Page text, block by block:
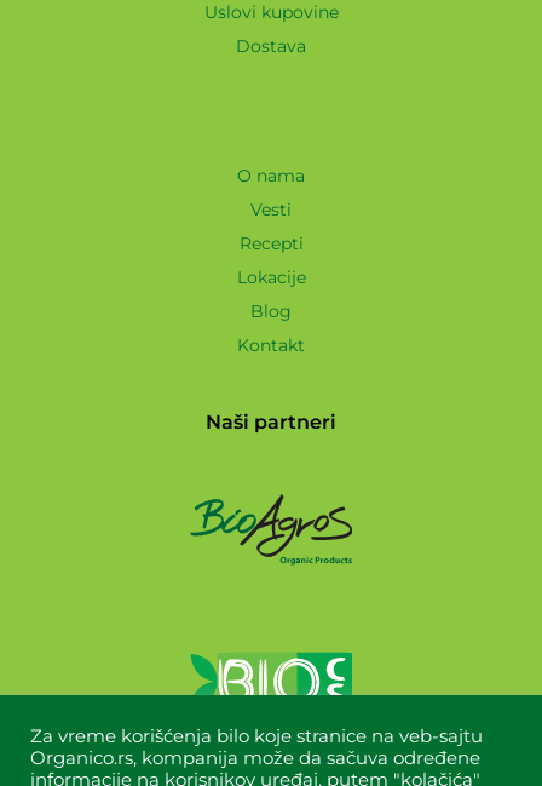
Uslovi kupovine
Dostava
O nama
Vesti
Recepti
Lokacije
Blog
Kontakt
Naši partneri
Za vreme korišćenja bilo koje stranice na veb-sajtu
Organico.rs, kompanija može da sačuva određene
informacije na korisnikov uređaj, putem "kolačića"